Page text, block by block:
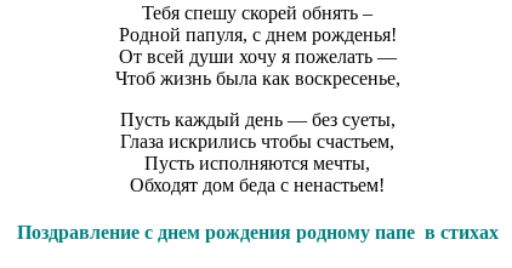
Тебя спешу скорей обнять –
Родной папуля, с днем рожденья!
От всей души хочу я пожелать —
Чтоб жизнь была как воскресенье,
Пусть каждый день — без суеты,
Глаза искрились чтобы счастьем,
Пусть исполняются мечты,
Обходят дом беда с ненастьем!
Поздравление с днем рождения родному папе в стихах